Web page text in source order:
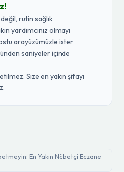
rutin sağlık
yardımcınız olmayı
arayüzümüzle ister
saniyeler içinde
Size en yakın şifayı
En Yakın Nöbetçi Eczane